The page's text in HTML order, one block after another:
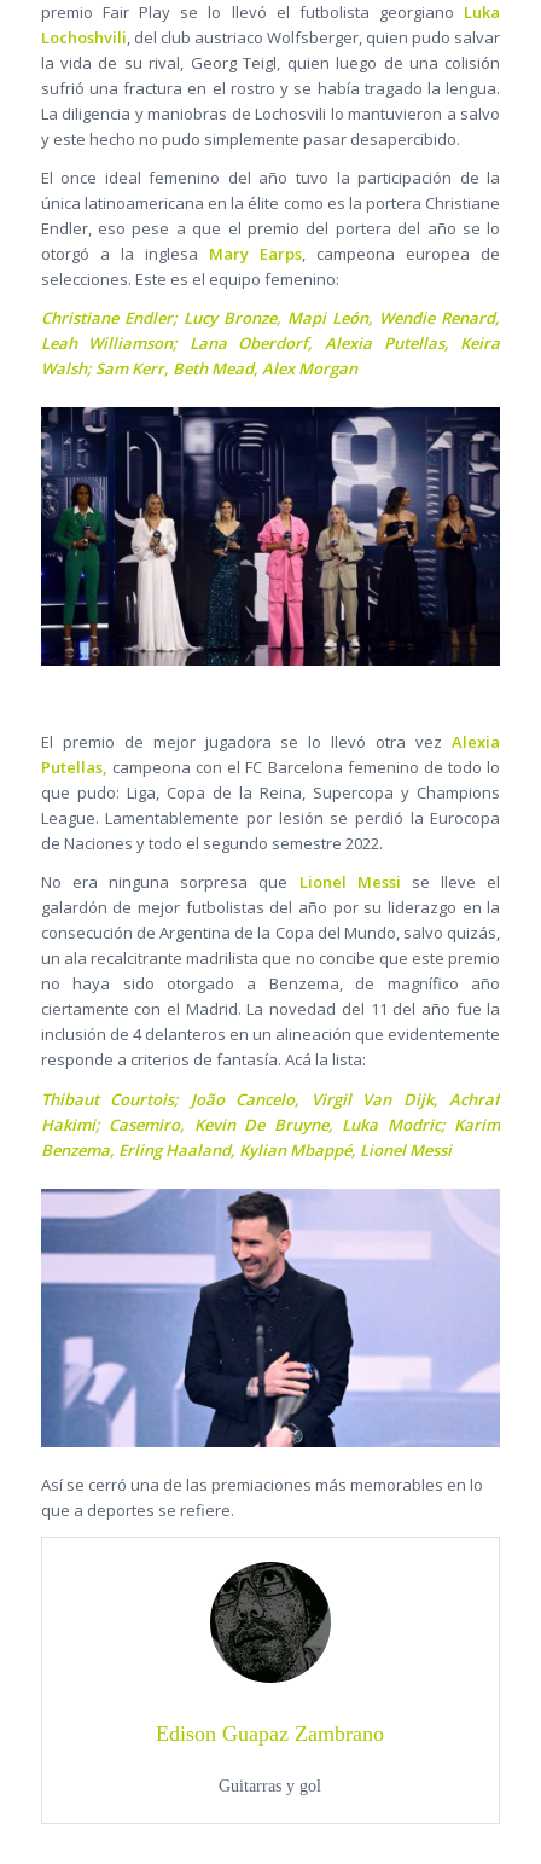
premio Fair Play se lo llevó el futbolista georgiano Luka
Lochoshvili, del club austriaco Wolfsberger, quien pudo salvar
la vida de su rival, Georg Teigl, quien luego de una colisión
sufrió una fractura en el rostro y se había tragado la lengua.
La diligencia y maniobras de Lochosvili lo mantuvieron a salvo
y este hecho no pudo simplemente pasar desapercibido.
El once ideal femenino del año tuvo la participación de la
única latinoamericana en la élite como es la portera Christiane
Endler, eso pese a que el premio del portera del año se lo
otorgó a la inglesa Mary Earps, campeona europea de
selecciones. Este es el equipo femenino:
Christiane Endler; Lucy Bronze, Mapi León, Wendie Renard,
Leah Williamson; Lana Oberdorf, Alexia Putellas, Keira
Walsh; Sam Kerr, Beth Mead, Alex Morgan
El premio de mejor jugadora se lo llevó otra vezAlexia
Putellas, campeona con el FC Barcelona femenino de todo lo
que pudo: Liga, Copa de la Reina, Supercopa y Champions
League. Lamentablemente por lesión se perdió la Eurocopa
de Naciones y todo el segundo semestre 2022.
No era ninguna sorpresa que Lionel Messi se lleve el
galardón de mejor futbolistas del año por su liderazgo en la
consecución de Argentina de la Copa del Mundo, salvo quizás,
un ala recalcitrante madrilista que no concibe que este premio
no haya sido otorgado a Benzema, de magnífico año
ciertamente con el Madrid. La novedad del 11 del año fue la
inclusión de 4 delanteros en un alineación que evidentemente
responde a criterios de fantasía. Acá la lista:
Thibaut Courtois; João Cancelo, Virgil Van Dijk, Achraf
Hakimi; Casemiro, Kevin De Bruyne, Luka Modric; Karim
Benzema, Erling Haaland, Kylian Mbappé, Lionel Messi
Así se cerró una de las premiaciones más memorables en lo
que a deportes se refiere.
Edison Guapaz Zambrano
Guitarras y gol